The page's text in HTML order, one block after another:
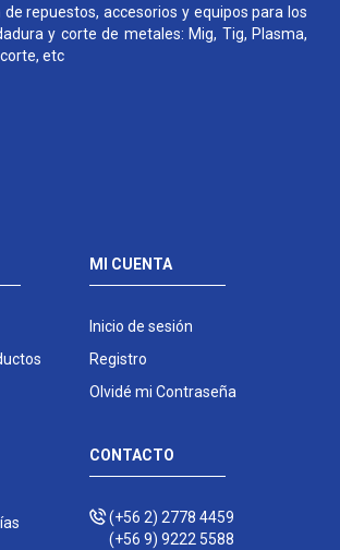
repuestos, accesorios y equipos para los
y corte de metales: Mig, Tig, Plasma,
etc
MI CUENTA
Inicio de sesión
Registro
Olvidé mi Contraseña
CONTACTO
(+56 2) 2778 4459
(+56 9) 9222 5588